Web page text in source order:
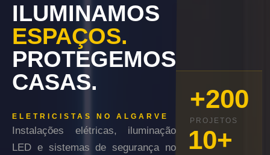
ILUMINAMOS
ESPAÇOS.
PROTEGEMOS
CASAS.
ELETRICISTAS NO ALGARVE
Instalações elétricas, iluminação
LED e sistemas de segurança no
+200
PROJETOS
10+